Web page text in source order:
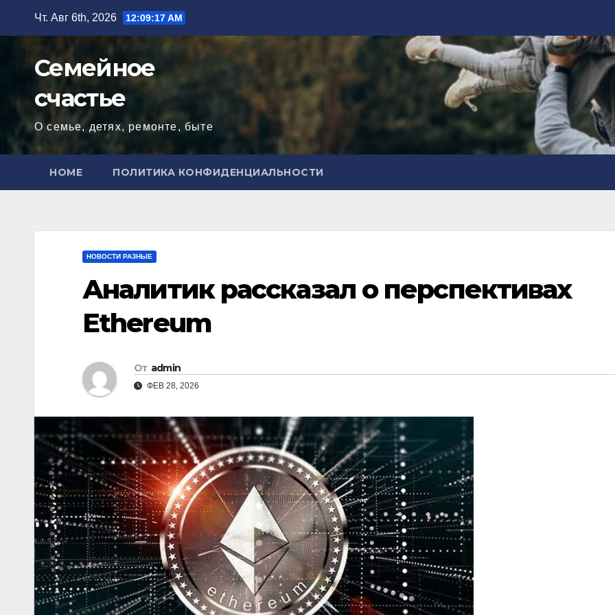
содержимому
Чт. Авг 6th, 2026 12:09:18 AM
Семейное
счастье
О семье, детях, ремонте, быте
HOME ПОЛИТИКА КОНФИДЕНЦИАЛЬНОСТИ
НОВОСТИ РАЗНЫЕ
Аналитик рассказал о перспективах
Ethereum
От admin
ФЕВ 28, 2026